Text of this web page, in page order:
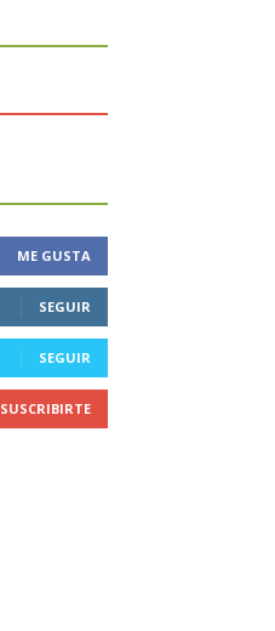
ME GUSTA
SEGUIR
SEGUIR
SUSCRIBIRTE